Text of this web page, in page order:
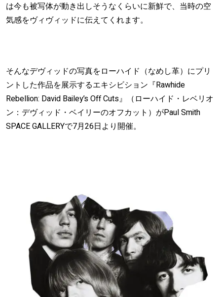
は今も被写体が動き出しそうなくらいに新鮮で、当時の空
気感をヴィヴィッドに伝えてくれます。
そんなデヴィッドの写真をローハイド（なめし革）にプリ
ントした作品を展示するエキシビション『Rawhide
Rebellion: David Bailey’s Off Cuts』（ローハイド・レベリオ
ン：デヴィッド・ベイリーのオフカット）がPaul Smith
SPACE GALLERYで7月26日より開催。